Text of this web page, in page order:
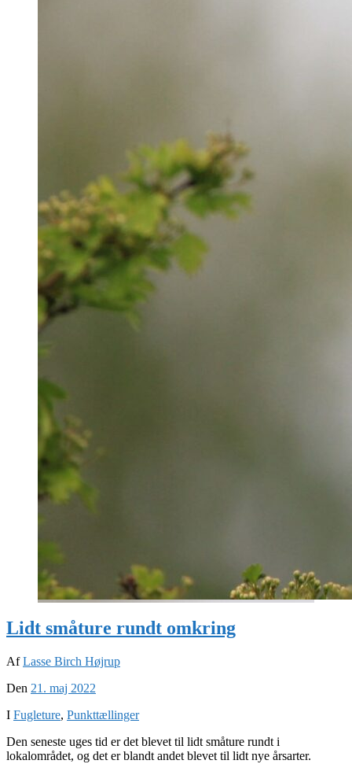
Lidt småture rundt omkring
AfLasse Birch Højrup
Den 21. maj 2022
I Fugleture, Punkttællinger
Den seneste uges tid er det blevet til lidt småture rundt i
lokalområdet, og det er blandt andet blevet til lidt nye årsarter.